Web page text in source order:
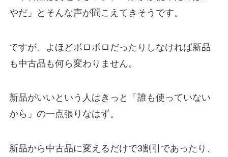
やだ」とそんな声が聞こえてきそうです。
ですが、よほどボロボロだったりしなければ新品
も中古品も何ら変わりません。
新品がいいという人はきっと「誰も使っていない
から」の一点張りなはず。
新品から中古品に変えるだけで3割引であったり、